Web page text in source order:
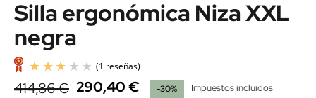
Silla ergonómica Niza XXL
negra
414,86 € 290,40 € -30% Impuestos incluidos